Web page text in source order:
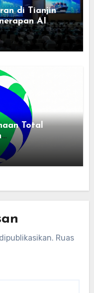
di Tianjin
AI
Total
raksasa
dengan tim
listrik
Ruas